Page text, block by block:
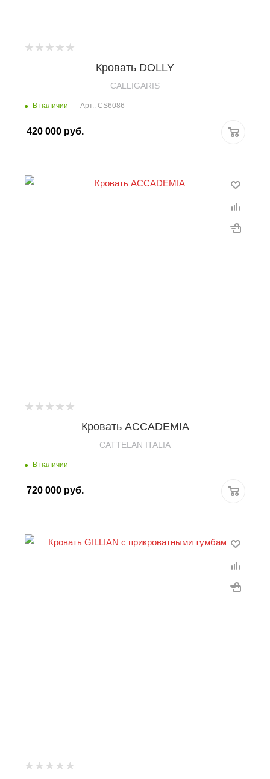
Кровать DOLLY
CALLIGARIS
В наличии Арт.: CS6086
420 000 руб.
Кровать ACCADEMIA
CATTELAN ITALIA
В наличии
720 000 руб.